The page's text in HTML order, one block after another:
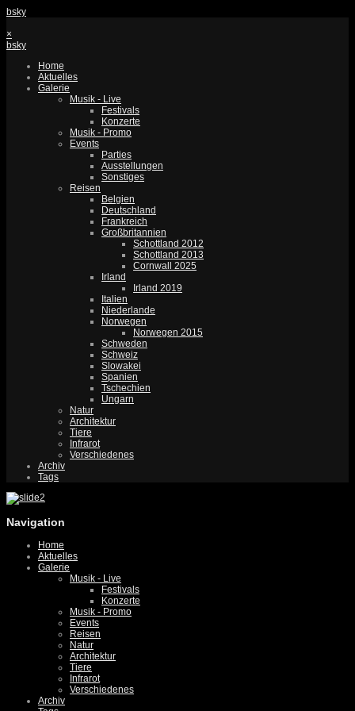
bsky
×
bsky
Home
Aktuelles
Galerie
Musik - Live
Festivals
Konzerte
Musik - Promo
Events
Parties
Ausstellungen
Sonstiges
Reisen
Belgien
Deutschland
Frankreich
Großbritannien
Schottland 2012
Schottland 2013
Cornwall 2025
Irland
Irland 2019
Italien
Niederlande
Norwegen
Norwegen 2015
Schweden
Schweiz
Slowakei
Spanien
Tschechien
Ungarn
Natur
Architektur
Tiere
Infrarot
Verschiedenes
Archiv
Tags
Navigation
Home
Aktuelles
Galerie
Musik - Live
Festivals
Konzerte
Musik - Promo
Events
Reisen
Natur
Architektur
Tiere
Infrarot
Verschiedenes
Archiv